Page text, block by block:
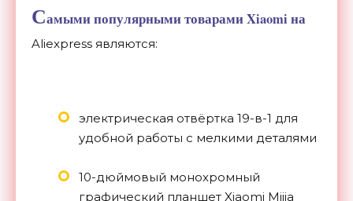
Самыми популярными товарами Xiaomi на
Aliexpress являются:
электрическая отвёртка 19-в-1 для
удобной работы с мелкими деталями
10-дюймовый монохромный
графический планшет Xiaomi Mijia